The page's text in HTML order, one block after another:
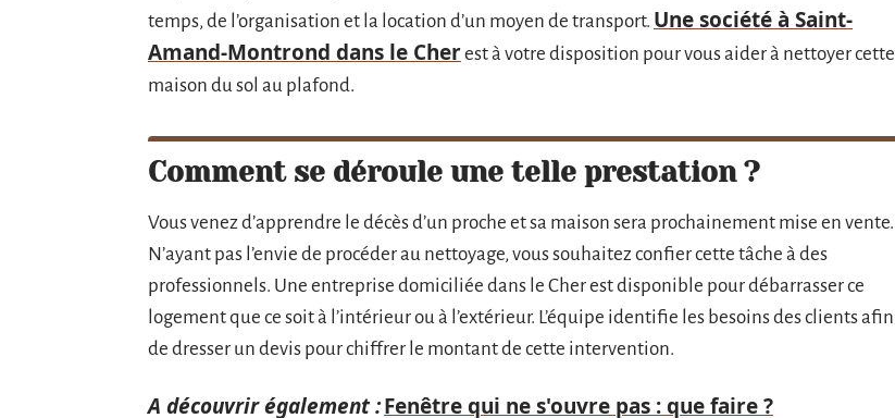
temps, de l’organisation et la location d’un moyen de transport. Une société à Saint-
Amand-Montrond dans le Cherest à votre disposition pour vous aider à nettoyer cette
maison du sol au plafond.
Comment se déroule une telle prestation ?
Vous venez d’apprendre le décès d’un proche et sa maison sera prochainement mise en vente.
N’ayant pas l’envie de procéder au nettoyage, vous souhaitez confier cette tâche à des
professionnels. Une entreprise domiciliée dans le Cher est disponible pour débarrasser ce
logement que ce soit à l’intérieur ou à l’extérieur. L’équipe identifie les besoins des clients afin
de dresser un devis pour chiffrer le montant de cette intervention.
A découvrir également :Fenêtre qui ne s'ouvre pas : que faire ?